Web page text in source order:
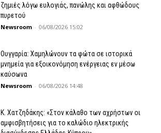
ζημιές λόγω ευλογιάς, πανώλης και αφθώδους
πυρετού
Newsroom - 06/08/2026 15:02
Ουγγαρία: Χαμηλώνουν τα φώτα σε ιστορικά
μνημεία για εξοικονόμηση ενέργειας εν μέσω
καύσωνα
Newsroom - 06/08/2026 14:48
Κ. Χατζηδάκης: «Στον κάλαθο των αχρήστων οι
αμφισβητήσεις για το καλώδιο ηλεκτρικής